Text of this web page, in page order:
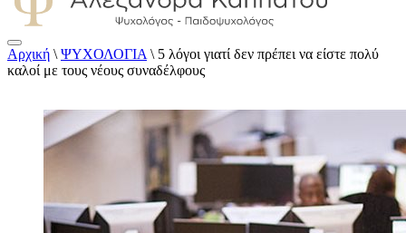
Αλεξάνδρα Καππάτου Ψυχολόγος –
Παιδοψυχολόγος
Αρχική \ ΨΥΧΟΛΟΓΙΑ \ 5 λόγοι γιατί δεν πρέπει να είστε πολύ
καλοί με τους νέους συναδέλφους